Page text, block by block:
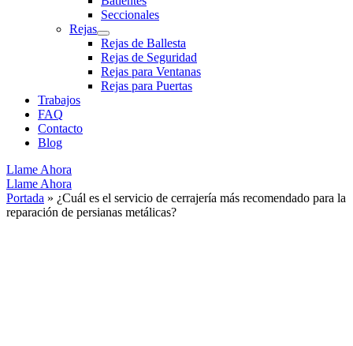
Seccionales
Rejas
Rejas de Ballesta
Rejas de Seguridad
Rejas para Ventanas
Rejas para Puertas
Trabajos
FAQ
Contacto
Blog
Llame Ahora
Llame Ahora
Portada » ¿Cuál es el servicio de cerrajería más recomendado para la
reparación de persianas metálicas?